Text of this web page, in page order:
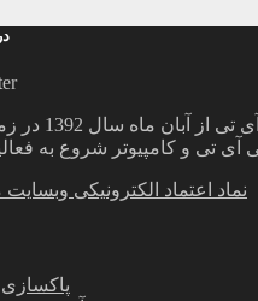
وبسایت مقاله
پاکسازی ۷ چاکرا